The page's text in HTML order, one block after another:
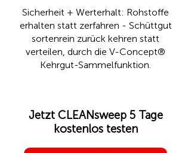
Sicherheit + Werterhalt: Rohstoffe
erhalten statt zerfahren - Schüttgut
sortenrein zurück kehren statt
verteilen, durch die V-Concept®
Kehrgut-Sammelfunktion.
Jetzt CLEANsweep 5 Tage
kostenlos testen